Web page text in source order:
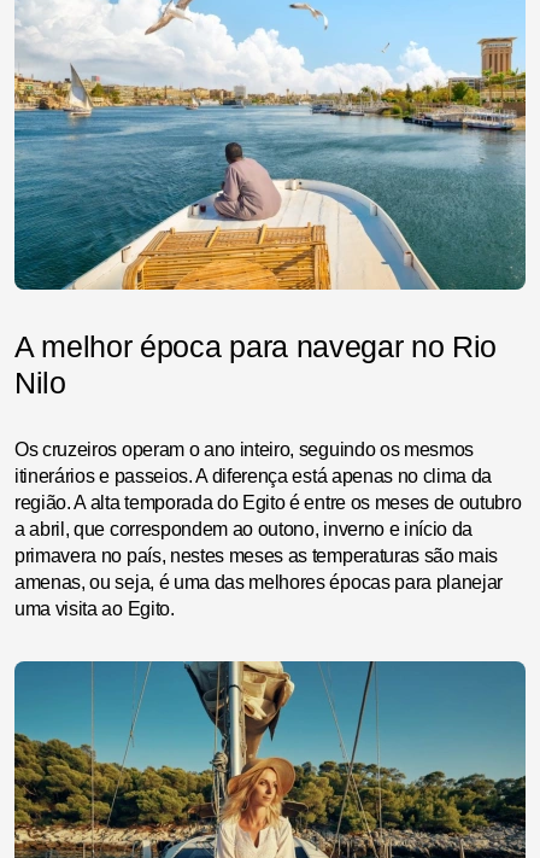
A melhor época para navegar no Rio
Nilo
Os cruzeiros operam o ano inteiro, seguindo os mesmos
itinerários e passeios. A diferença está apenas no clima da
região. A alta temporada do Egito é entre os meses de outubro
a abril, que correspondem ao outono, inverno e início da
primavera no país, nestes meses as temperaturas são mais
amenas, ou seja, é uma das melhores épocas para planejar
uma visita ao Egito.